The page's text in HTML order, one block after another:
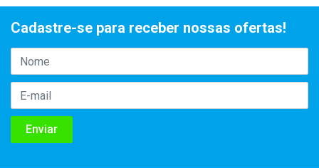
Cadastre-se para receber nossas ofertas!